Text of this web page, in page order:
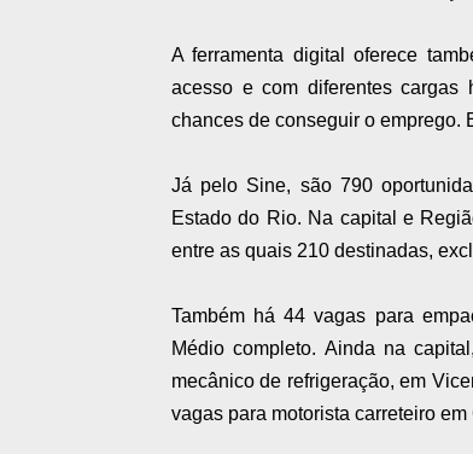
A ferramenta digital oferece
acesso e com diferentes cargas
chances de conseguir o emprego.
Já pelo Sine, são 790
Estado do Rio. Na capital e
entre as quais 210 destinadas,
Também há 44 vagas para
Médio completo. Ainda na
mecânico de refrigeração, em
vagas para motorista carreteiro em